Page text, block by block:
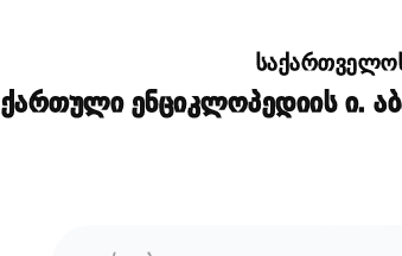
ქართული ენციკლოპედიის ი.